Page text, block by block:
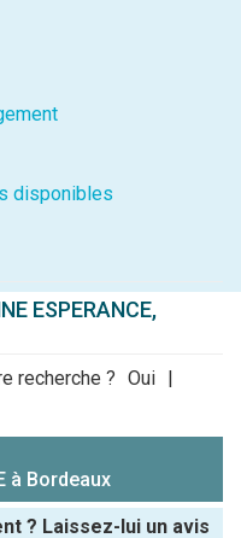
disponibles
ESPERANCE,
recherche ? Oui |
à Bordeaux
? Laissez-lui un avis